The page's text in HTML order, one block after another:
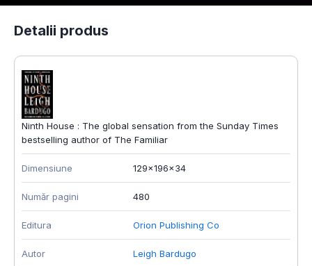
Detalii produs
Ninth House : The global sensation from the Sunday Times
bestselling author of The Familiar
Dimensiune 129x196x34
Număr pagini 480
Editura Orion Publishing Co
Autor Leigh Bardugo